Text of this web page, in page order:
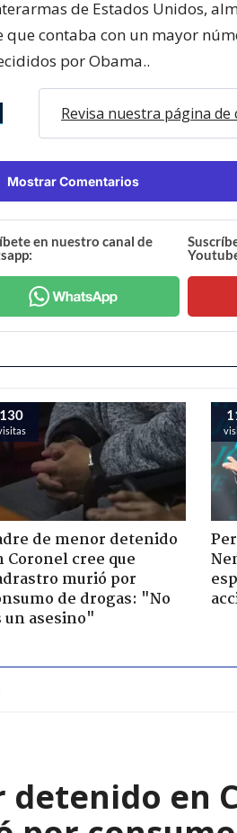
de Estados Unidos,
contaba con un mayor
por Obama..
Revisa nuestra página de
Mostrar Comentarios
en nuestro canal de
130
de menor detenido
Coronel cree que
murió por
de drogas: "No
un asesino"
detenido en